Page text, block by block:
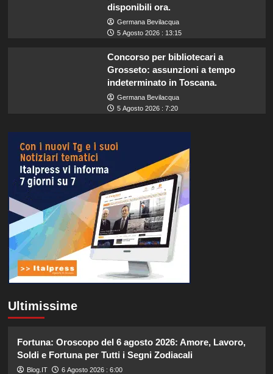
disponibili ora.
Germana Bevilacqua
5 Agosto 2026 : 13:15
Concorso per bibliotecari a
Grosseto: assunzioni a tempo
indeterminato in Toscana.
Germana Bevilacqua
5 Agosto 2026 : 7:20
Ultimissime
Fortuna: Oroscopo del 6 agosto 2026: Amore, Lavoro,
Soldi e Fortuna per Tutti i Segni Zodiacali
Blog.IT 6 Agosto 2026 : 6:00